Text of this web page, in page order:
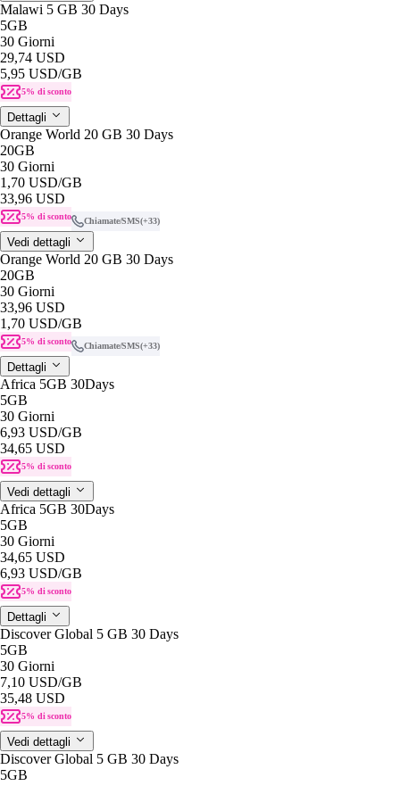
Malawi 5 GB 30 Days
5GB
30 Giorni
29,74 USD
5,95 USD/GB
5% di sconto
Dettagli
Orange World 20 GB 30 Days
20GB
30 Giorni
1,70 USD/GB
33,96 USD
5% di sconto Chiamate/SMS(+33)
Vedi dettagli
Orange World 20 GB 30 Days
20GB
30 Giorni
33,96 USD
1,70 USD/GB
5% di sconto Chiamate/SMS(+33)
Dettagli
Africa 5GB 30Days
5GB
30 Giorni
6,93 USD/GB
34,65 USD
5% di sconto
Vedi dettagli
Africa 5GB 30Days
5GB
30 Giorni
34,65 USD
6,93 USD/GB
5% di sconto
Dettagli
Discover Global 5 GB 30 Days
5GB
30 Giorni
7,10 USD/GB
35,48 USD
5% di sconto
Vedi dettagli
Discover Global 5 GB 30 Days
5GB